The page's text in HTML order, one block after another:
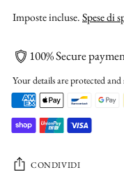
Imposte incluse.Spese di
100% Secure
Your details are protected and
CONDIVIDI